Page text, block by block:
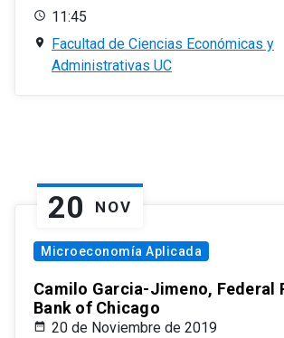
11:45
Facultad de Ciencias Económicas y
Administrativas UC
20 NOV
Microeconomía Aplicada
Camilo Garcia-Jimeno, Federal
Bank of Chicago
20 de Noviembre de 2019